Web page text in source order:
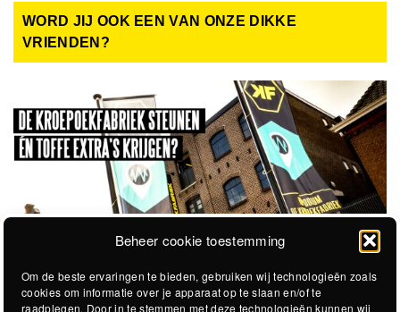
Beheer cookie toestemming
Om de beste ervaringen te bieden, gebruiken wij technologieën zoals
cookies om informatie over je apparaat op te slaan en/of te
raadplegen. Door in te stemmen met deze technologieën kunnen wij
WORD JIJ OOK EEN VAN ONZE DIKKE
VRIENDEN?